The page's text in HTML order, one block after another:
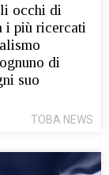
occhi di
i più ricercati
di
suo
TOBA NEWS